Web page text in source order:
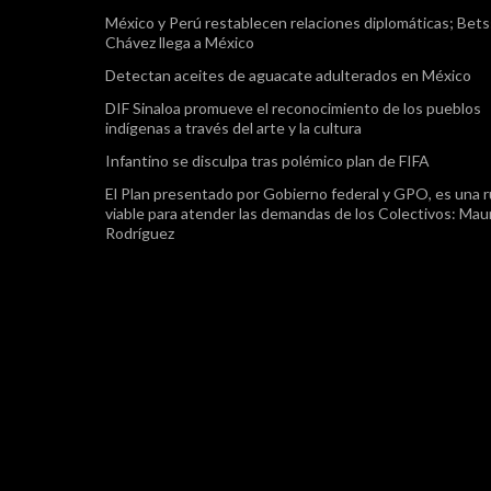
México y Perú restablecen relaciones diplomáticas;
Chávez llega a México
Detectan aceites de aguacate adulterados en México
DIF Sinaloa promueve el reconocimiento de los pueblos
indígenas a través del arte y la cultura
Infantino se disculpa tras polémico plan de FIFA
El Plan presentado por Gobierno federal y GPO, es una
viable para atender las demandas de los Colectivos:
Rodríguez